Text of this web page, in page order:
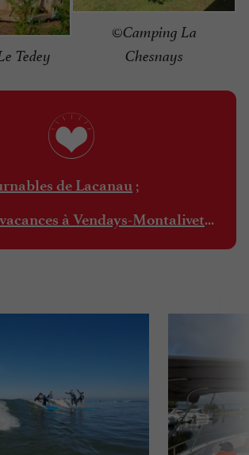
Tedey
©Camping La
Chesnays
de Lacanau ;
à Vendays-Montalivet...